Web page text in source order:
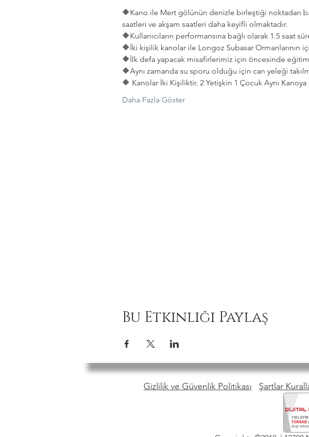
🔶Kano ile Mert gölünün denizle birleştiği noktadan
saatleri ve akşam saatleri daha keyifli olmaktadır.
🔶Kullanıcıların performansına bağlı olarak 1.5 saat
🔶İki kişilik kanolar ile Longoz Subasar Ormanlarının
🔶İlk defa yapacak misafirlerimiz için öncesinde
🔶Aynı zamanda su sporu olduğu için can yeleği
🔶 Kanolar İki Kişiliktir. 2 Yetişkin 1 Çocuk Aynı
Daha Fazla Göster
Bu Etkinliği Paylaş
Gizlilik ve Güvenlik Politikası Şartlar